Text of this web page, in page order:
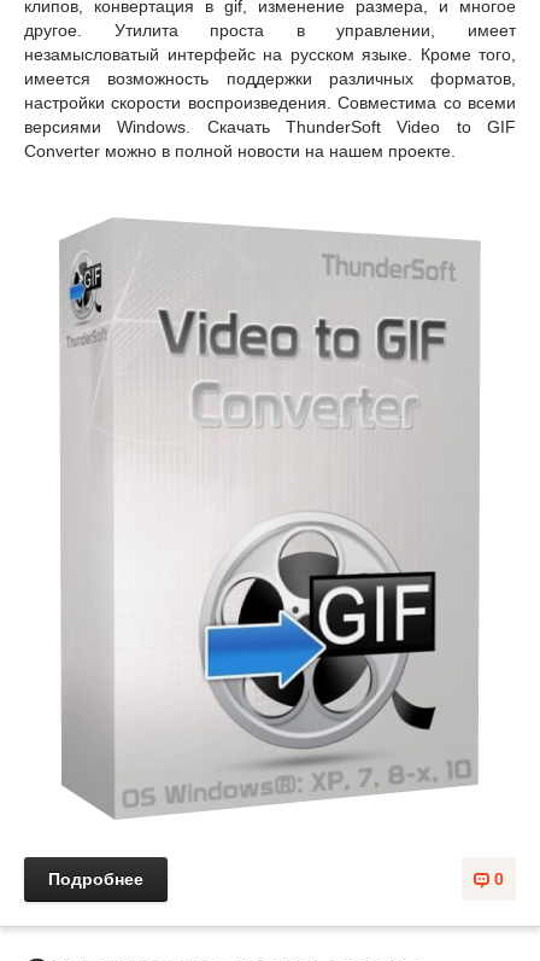
клипов, конвертация в gif, изменение размера, и многое
другое. Утилита проста в управлении, имеет
незамысловатый интерфейс на русском языке. Кроме того,
имеется возможность поддержки различных форматов,
настройки скорости воспроизведения. Совместима со всеми
верcиями Windows. Скачать ThunderSoft Video to GIF
Converter можно в полной новости на нашем проекте.
0
Подробнее